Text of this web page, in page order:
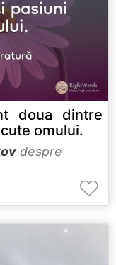
doua dintre
omului.
despre